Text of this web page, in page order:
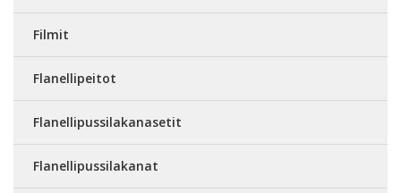
Filmit
Flanellipeitot
Flanellipussilakanasetit
Flanellipussilakanat